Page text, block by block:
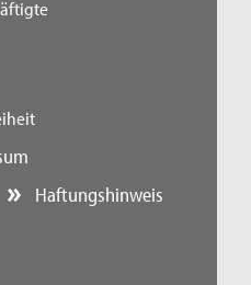
Haftungshinweis